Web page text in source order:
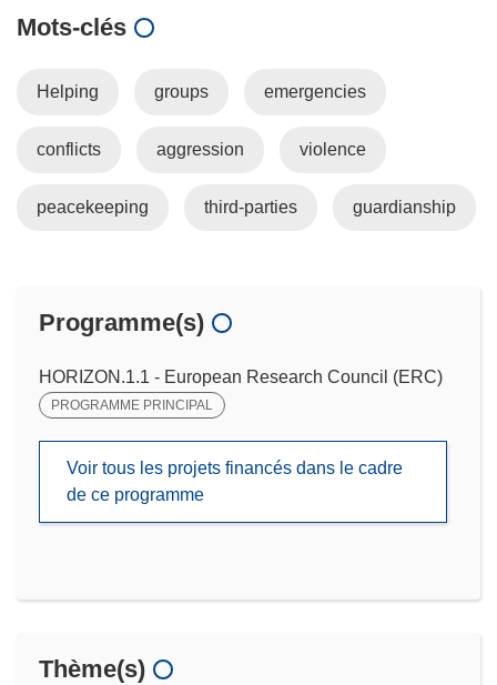
Mots‑clés
Helping groups emergencies
conflicts aggression violence
peacekeeping third-parties guardianship
Programme(s)
HORIZON.1.1 - European Research Council (ERC)
PROGRAMME PRINCIPAL
Voir tous les projets financés dans le cadre
de ce programme
Thème(s)